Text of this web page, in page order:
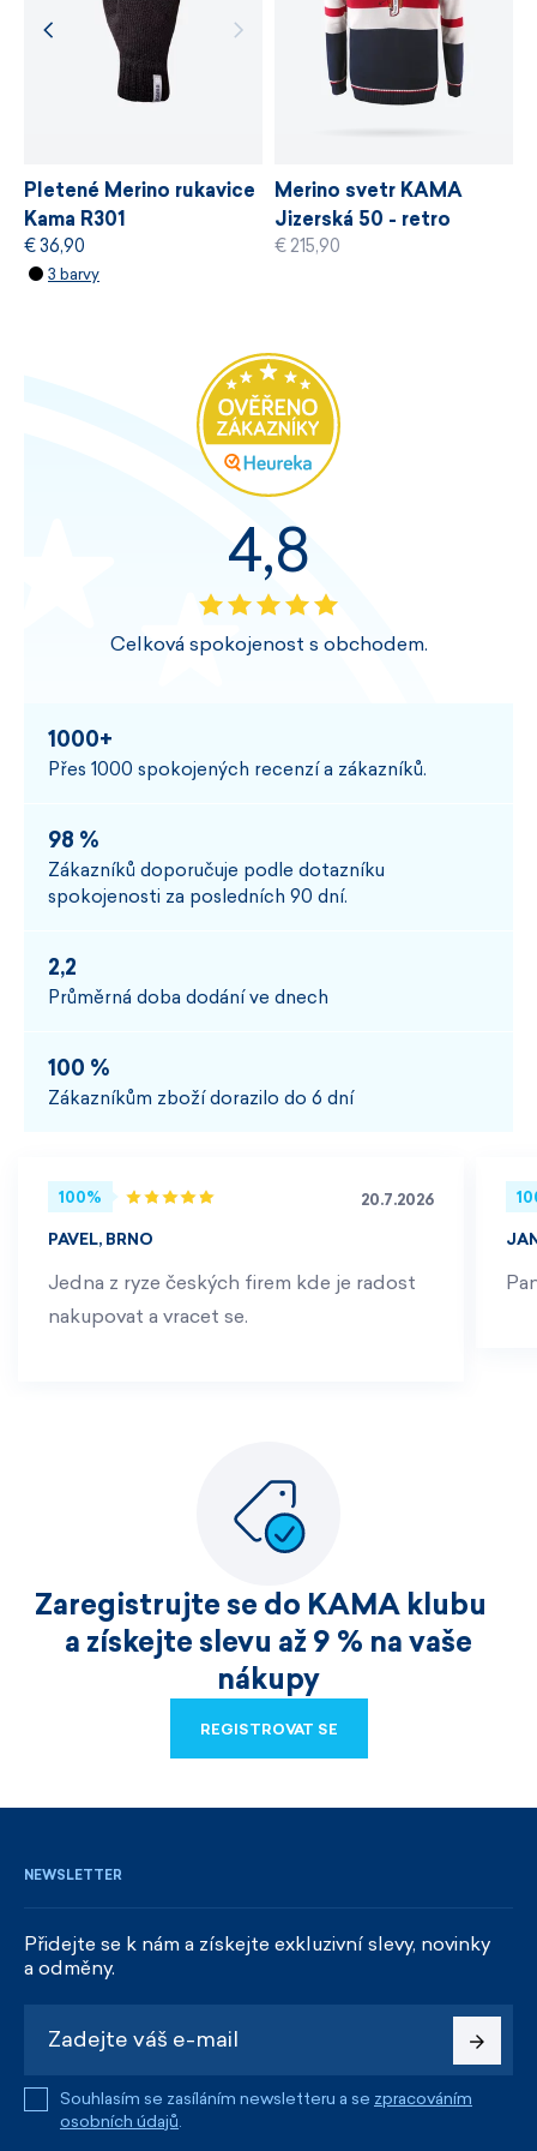
Pletené Merino rukavice
Kama R301
€ 36,90
3 barvy
Merino svetr KAMA
Jizerská 50 - retro
kolekce
€ 215,90
4,8
Celková spokojenost s obchodem.
1000+
Přes 1000 spokojených recenzí a zákazníků.
98 %
Zákazníků doporučuje podle dotazníku
spokojenosti za posledních 90 dní.
2,2
Průměrná doba dodání ve dnech
100 %
Zákazníkům zboží dorazilo do 6 dní
100% 20.7.2026
PAVEL, BRNO
Jedna z ryze českých firem kde je radost
nakupovat a vracet se.
Zaregistrujte se do KAMA klubu
a získejte slevu až 9 % na vaše
nákupy
REGISTROVAT SE
NEWSLETTER
Přidejte se k nám a získejte exkluzivní slevy, novinky
a odměny.
Souhlasím se zasíláním newsletteru a se zpracováním
osobních údajů.